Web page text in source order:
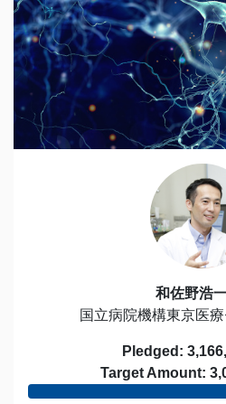
和佐野浩
国立病院機構東京医
Pledged:
Target Amount: